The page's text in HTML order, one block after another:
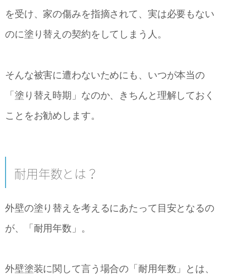
を受け、家の傷みを指摘されて、実は必要もない
のに塗り替えの契約をしてしまう人。
そんな被害に遭わないためにも、いつが本当の
「塗り替え時期」なのか、きちんと理解しておく
ことをお勧めします。
耐用年数とは？
外壁の塗り替えを考えるにあたって目安となるの
が、「耐用年数」。
外壁塗装に関して言う場合の「耐用年数」とは、